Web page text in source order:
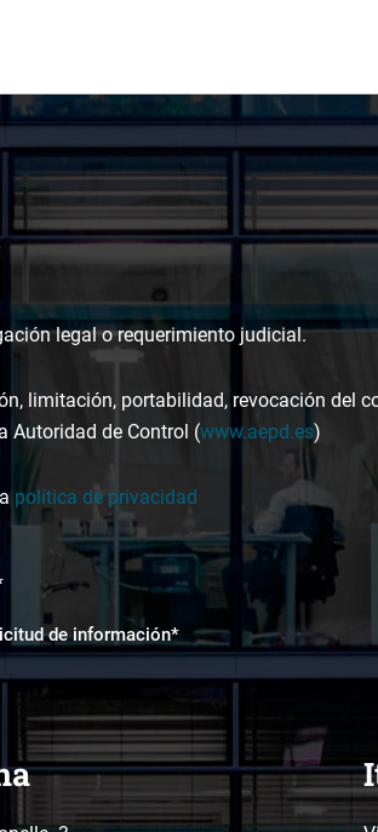
legal o requerimiento judicial.
limitación, portabilidad, revocación del
Autoridad de Control (www.aepd.es)
política de privacidad
de información*